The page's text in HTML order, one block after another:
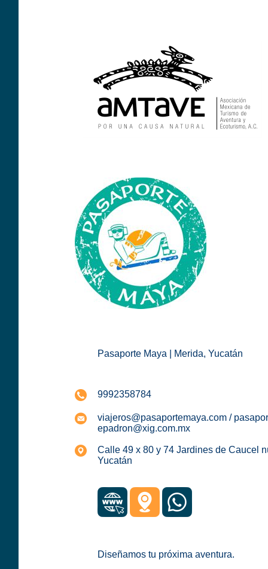
Pasaporte Maya | Merida, Yucatán
9992358784
viajeros@pasaportemaya.com /
epadron@xig.com.mx
Calle 49 x 80 y 74 Jardines de Caucel
Yucatán
Diseñamos tu próxima aventura.